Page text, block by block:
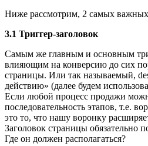
Ниже рассмотрим, 2 самых
3.1 Триггер-заголовок
Самым же главным и основным
влияющим на конверсию до сих
страницы. Или так называемый,
действию» (далее будем
Если любой процесс продажи
последовательность этапов, т.е.
это то, что нашу воронку
Заголовок страницы обязательно
Где он должен располагаться?